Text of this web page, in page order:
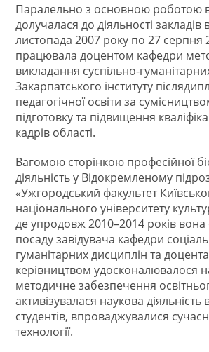
Паралельно з основною роботою
долучалася до діяльності закладів
листопада 2007 року по 27 серпня
працювала доцентом кафедри
викладання суспільно-
Закарпатського інституту
педагогічної освіти за
підготовку та підвищення
кадрів області.
Вагомою сторінкою професійної
діяльність у Відокремленому
«Ужгородський факультет
національного університету
де упродовж 2010–2014 років вона
посаду завідувача кафедри
гуманітарних дисциплін та
керівництвом удосконалювалося
методичне забезпечення
активізувалася наукова діяльність
студентів, впроваджувалися
технології.